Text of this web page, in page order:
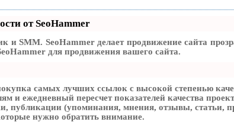
от SeoHammer
и SMM. SeoHammer делает продвижение сайта
для продвижения вашего сайта.
самых лучших ссылок с высокой степенью
и ежедневный пересчет показателей качества
(упоминания, мнения, отзывы, статьи,
нужно обратить внимание.